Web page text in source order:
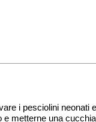
i pesciolini neonati
metterne una